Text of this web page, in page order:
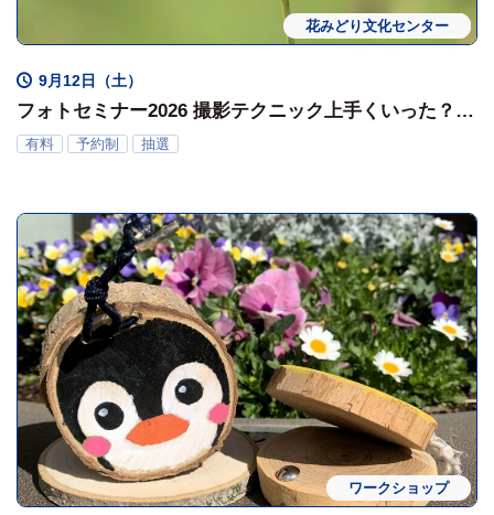
体験会
ワークショップ
花みどり文化センター
9月12日（土）
フォトセミナー2026 撮影テクニック上手くいった？
＜復習会＞
有料 予約制 抽選
ワークショップ